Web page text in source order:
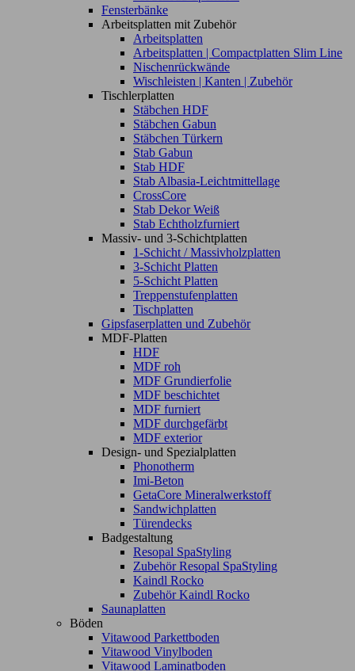
Fensterbänke
Arbeitsplatten mit Zubehör
Arbeitsplatten
Arbeitsplatten | Compactplatten Slim Line
Nischenrückwände
Wischleisten | Kanten | Zubehör
Tischlerplatten
Stäbchen HDF
Stäbchen Gabun
Stäbchen Türkern
Stab Gabun
Stab HDF
Stab Albasia-Leichtmittellage
CrossCore
Stab Dekor Weiß
Stab Echtholzfurniert
Massiv- und 3-Schichtplatten
1-Schicht / Massivholzplatten
3-Schicht Platten
5-Schicht Platten
Treppenstufenplatten
Tischplatten
Gipsfaserplatten und Zubehör
MDF-Platten
HDF
MDF roh
MDF Grundierfolie
MDF beschichtet
MDF furniert
MDF durchgefärbt
MDF exterior
Design- und Spezialplatten
Phonotherm
Imi-Beton
GetaCore Mineralwerkstoff
Sandwichplatten
Türendecks
Badgestaltung
Resopal SpaStyling
Zubehör Resopal SpaStyling
Kaindl Rocko
Zubehör Kaindl Rocko
Saunaplatten
Böden
Vitawood Parkettboden
Vitawood Vinylboden
Vitawood Laminatboden